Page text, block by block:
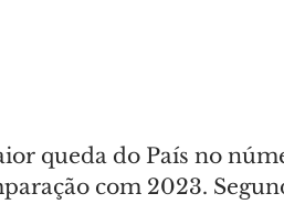
queda do País no
com 2023.